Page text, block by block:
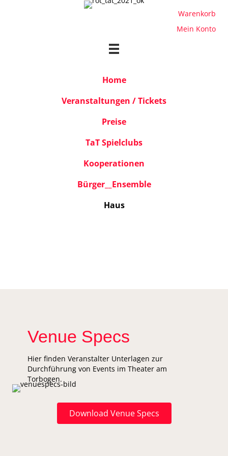
Warenkorb
Mein Konto
Home
Veranstaltungen / Tickets
Preise
TaT Spielclubs
Kooperationen
Bürger__Ensemble
Haus
Venue Specs
Hier finden Veranstalter Unterlagen zur
Durchführung von Events im Theater am
Torbogen.
Download Venue Specs